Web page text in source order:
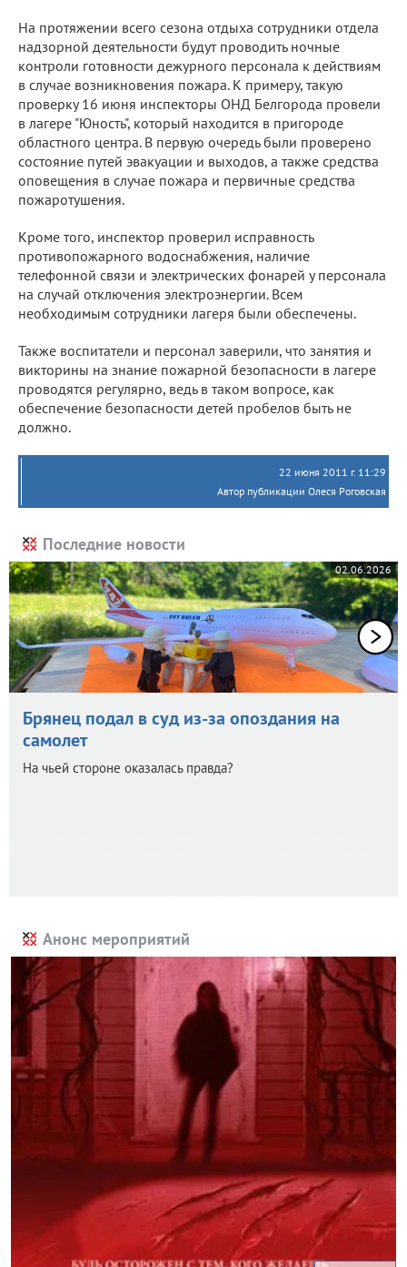
На протяжении всего сезона отдыха сотрудники отдела
надзорной деятельности будут проводить ночные
контроли готовности дежурного персонала к действиям
в случае возникновения пожара. К примеру, такую
проверку 16 июня инспекторы ОНД Белгорода провели
в лагере "Юность", который находится в пригороде
областного центра. В первую очередь были проверено
состояние путей эвакуации и выходов, а также средства
оповещения в случае пожара и первичные средства
пожаротушения.
Кроме того, инспектор проверил исправность
противопожарного водоснабжения, наличие
телефонной связи и электрических фонарей у персонала
на случай отключения электроэнергии. Всем
необходимым сотрудники лагеря были обеспечены.
Также воспитатели и персонал заверили, что занятия и
викторины на знание пожарной безопасности в лагере
проводятся регулярно, ведь в таком вопросе, как
обеспечение безопасности детей пробелов быть не
должно.
22 июня 2011 г. 11:29
Автор публикации Олеся Роговская
Последние новости
02.06.2026
Брянец подал в суд из-за опоздания на
самолет
На чьей стороне оказалась правда?
Анонс мероприятий